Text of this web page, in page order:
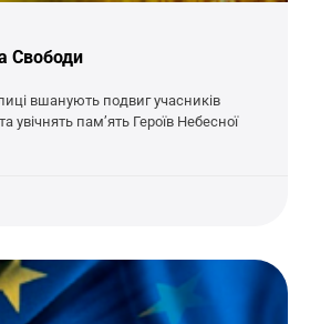
Свободи
вшанують подвиг учасників
увічнять пам’ять Героїв Небесної